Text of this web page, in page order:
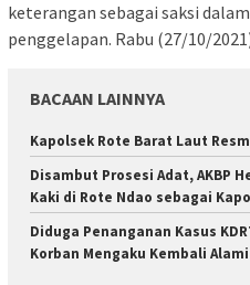
keterangan sebagai saksi
penggelapan. Rabu (27/10/
BACAAN LAINNYA
Kapolsek Rote Barat Laut
Disambut Prosesi Adat, AKBP
Kaki di Rote Ndao sebagai
Diduga Penanganan Kasus
Korban Mengaku Kembali